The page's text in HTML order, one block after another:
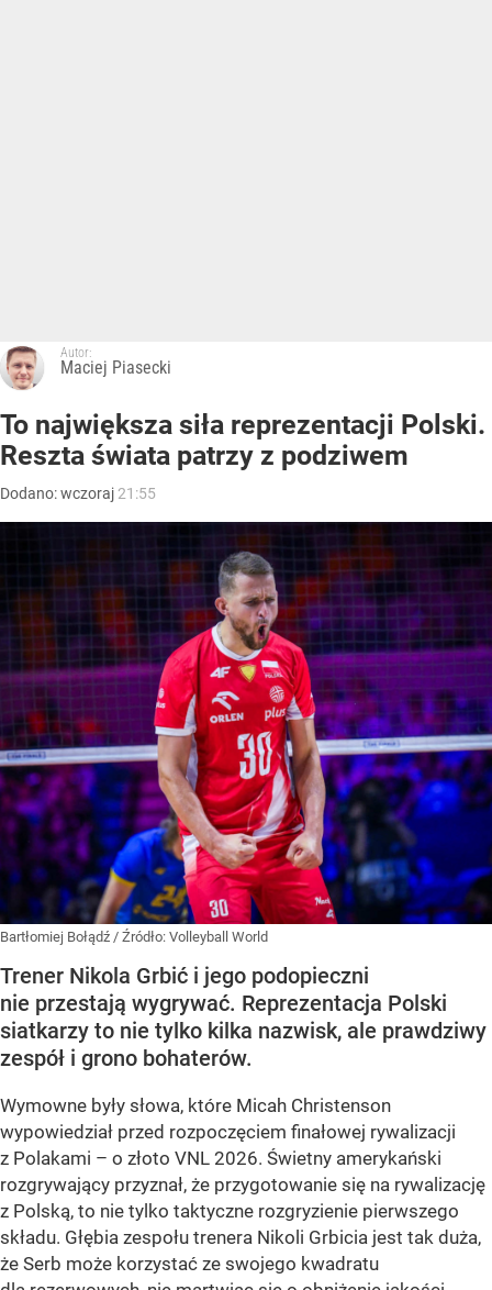
Autor:
Maciej Piasecki
To największa siła reprezentacji Polski.
Reszta świata patrzy z podziwem
Dodano:wczoraj 21:55
Bartłomiej Bołądź / Źródło: Volleyball World
Trener Nikola Grbić i jego podopieczni
nie przestają wygrywać. Reprezentacja Polski
siatkarzy to nie tylko kilka nazwisk, ale prawdziwy
zespół i grono bohaterów.
Wymowne były słowa, które Micah Christenson
wypowiedział przed rozpoczęciem finałowej rywalizacji
z Polakami – o złoto VNL 2026. Świetny amerykański
rozgrywający przyznał, że przygotowanie się na rywalizację
z Polską, to nie tylko taktyczne rozgryzienie pierwszego
składu. Głębia zespołu trenera Nikoli Grbicia jest tak duża,
że Serb może korzystać ze swojego kwadratu